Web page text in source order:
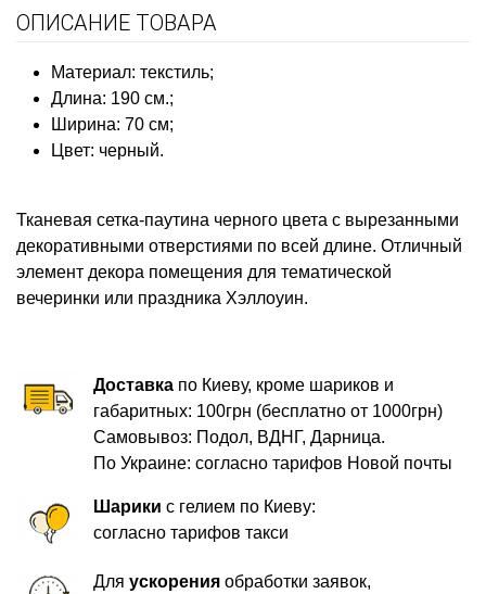
ОПИСАНИЕ ТОВАРА
Материал: текстиль;
Длина: 190 см.;
Ширина: 70 см;
Цвет: черный.
Тканевая сетка-паутина черного цвета с вырезанными
декоративными отверстиями по всей длине. Отличный
элемент декора помещения для тематической
вечеринки или праздника Хэллоуин.
Доставка по Киеву, кроме шариков и
габаритных: 100грн (бесплатно от 1000грн)
Самовывоз: Подол, ВДНГ, Дарница.
По Украине: согласно тарифов Новой почты
Шарики с гелием по Киеву:
согласно тарифов такси
Дляускорения обработки заявок,